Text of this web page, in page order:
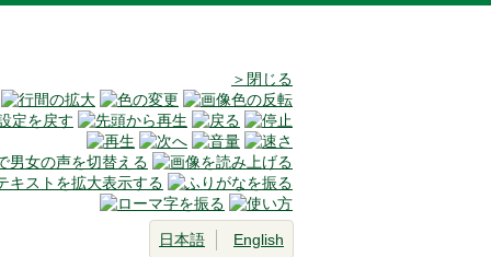
＞閉じる
日本語 English